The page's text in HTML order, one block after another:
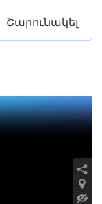
Շարունակել